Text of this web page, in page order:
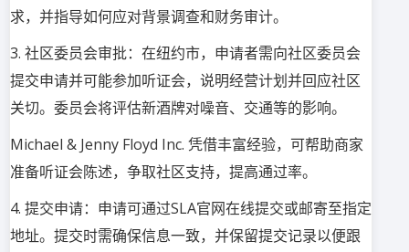
求，并指导如何应对背景调查和财务审计。
3. 社区委员会审批：在纽约市，申请者需向社区委员会
提交申请并可能参加听证会，说明经营计划并回应社区
关切。委员会将评估新酒牌对噪音、交通等的影响。
Michael & Jenny Floyd Inc. 凭借丰富经验，可帮助商家
准备听证会陈述，争取社区支持，提高通过率。
4. 提交申请：申请可通过SLA官网在线提交或邮寄至指定
地址。提交时需确保信息一致，并保留提交记录以便跟